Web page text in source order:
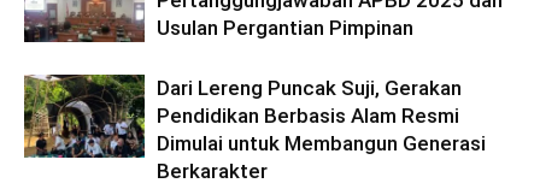
Usulan Pergantian Pimpinan
Dari Lereng Puncak Suji, Gerakan
Pendidikan Berbasis Alam Resmi
Dimulai untuk Membangun Generasi
Berkarakter